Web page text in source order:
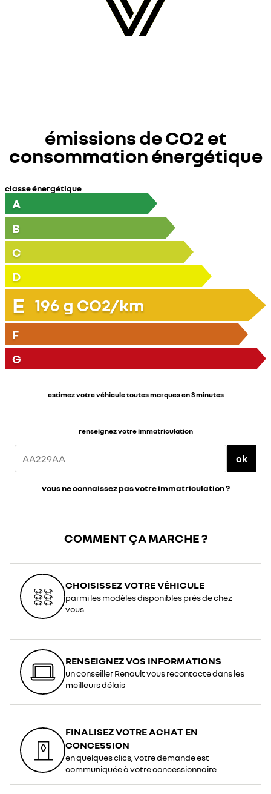
émissions de CO2 et
consommation énergétique
classe énergétique
A
B
C
D
E 196 g CO2/km
F
G
estimez votre véhicule toutes marques en 3 minutes
renseignez votre immatriculation
ok
vous ne connaissez pas votre immatriculation ?
COMMENT ÇA MARCHE ?
CHOISISSEZ VOTRE VÉHICULE
parmi les modèles disponibles près de chez
vous
RENSEIGNEZ VOS INFORMATIONS
un conseiller Renault vous recontacte dans les
meilleurs délais
FINALISEZ VOTRE ACHAT EN
CONCESSION
en quelques clics, votre demande est
communiquée à votre concessionnaire